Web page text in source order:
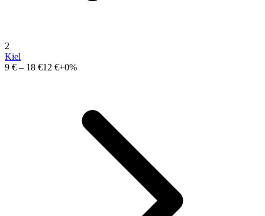
2
Kiel
9 € – 18 €12 €+0%